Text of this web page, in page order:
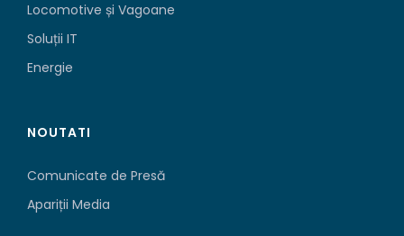
Locomotive și Vagoane
Soluții IT
Energie
NOUTATI
Comunicate de Presă
Apariții Media